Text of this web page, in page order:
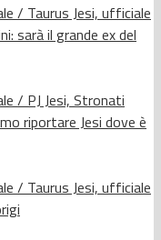
/ Taurus Jesi, ufficiale
sarà il grande ex del
/ PJ Jesi, Stronati
riportare Jesi dove è
/ Taurus Jesi, ufficiale